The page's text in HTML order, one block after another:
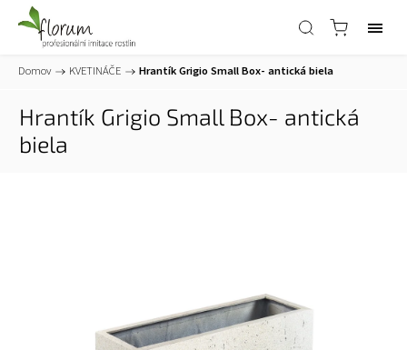
Domov / KVETINÁČE / Hrantík Grigio Small Box- antická biela
Hrantík Grigio Small Box- antická
biela